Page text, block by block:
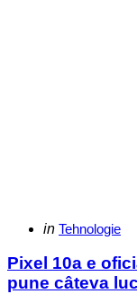
Categories
Posted
in Tehnologie
Pixel 10a e
pune câteva